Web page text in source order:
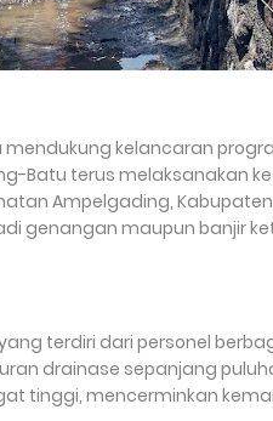
kelancaran
Batu terus melaksanakan
Ampelgading,
genangan maupun banjir
terdiri dari personel
drainase sepanjang
tinggi, mencerminkan